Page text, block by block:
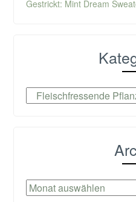
Gestrickt: Mint Dream
Kategorien
Archiv